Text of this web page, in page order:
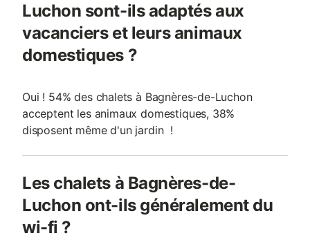
Luchon sont-ils adaptés aux
vacanciers et leurs animaux
domestiques ?
Oui ! 54% des chalets à Bagnères-de-Luchon
acceptent les animaux domestiques, 38%
disposent même d'un jardin !
Les chalets à Bagnères-de-
Luchon ont-ils généralement du
wi-fi ?